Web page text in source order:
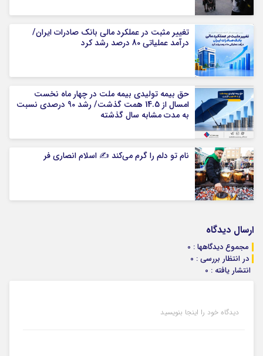
تغییر مثبت در عملکرد مالی بانک صادرات ایران/
درآمد عملیاتی 80 درصد رشد کرد
حق بیمه تولیدی بیمه ملت در چهار ماه نخست
امسال از 14.5 همت گذشت/ رشد 90 درصدی نسبت
به مدت مشابه سال گذشته
نام تو دلم را گرم می‌کند ✍️ اسلام انصاری فر
ارسال دیدگاه
مجموع دیدگاهها : 0
در انتظار بررسی : 0
انتشار یافته : 0
دیدگاه خود را اینجا بنویسید